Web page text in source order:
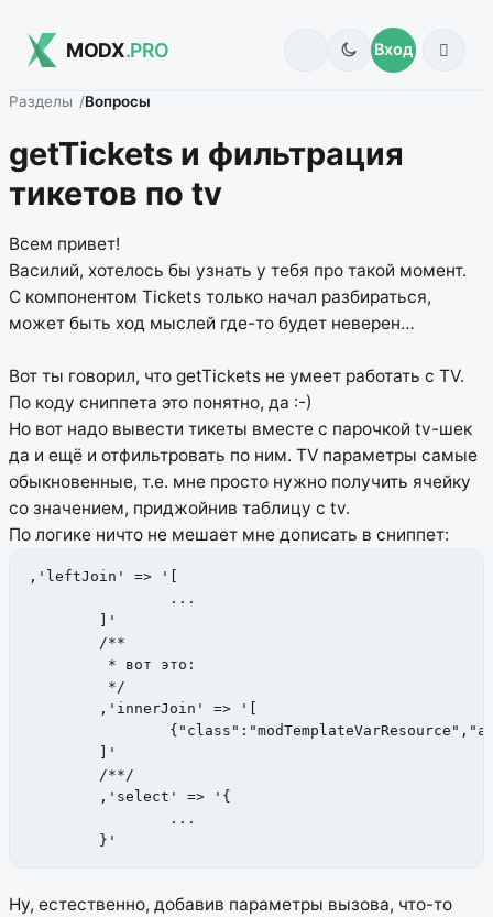
MODX.PRO Вход
Разделы Вопросы
getTickets и фильтрация
тикетов по tv
Всем привет!
Василий, хотелось бы узнать у тебя про такой момент.
С компонентом Tickets только начал разбираться,
может быть ход мыслей где-то будет неверен…
Вот ты говорил, что getTickets не умеет работать с TV.
По коду сниппета это понятно, да :-)
Но вот надо вывести тикеты вместе с парочкой tv-шек
да и ещё и отфильтровать по ним. TV параметры самые
обыкновенные, т.е. мне просто нужно получить ячейку
со значением, приджойнив таблицу с tv.
По логике ничто не мешает мне дописать в сниппет:
,'leftJoin' => '[
	}'
Ну, естественно, добавив параметры вызова, что-то